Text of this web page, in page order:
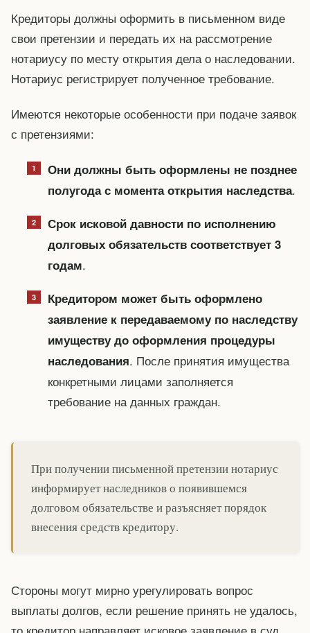
Кредиторы должны оформить в письменном виде
свои претензии и передать их на рассмотрение
нотариусу по месту открытия дела о наследовании.
Нотариус регистрирует полученное требование.
Имеются некоторые особенности при подаче заявок
с претензиями:
Они должны быть оформлены не позднее
полугода с момента открытия наследства.
Срок исковой давности по исполнению
долговых обязательств соответствует 3
годам.
Кредитором может быть оформлено
заявление к передаваемому по наследству
имуществу до оформления процедуры
наследования. После принятия имущества
конкретными лицами заполняется
требование на данных граждан.
При получении письменной претензии нотариус
информирует наследников о появившемся
долговом обязательстве и разъясняет порядок
внесения средств кредитору.
Стороны могут мирно урегулировать вопрос
выплаты долгов, если решение принять не удалось,